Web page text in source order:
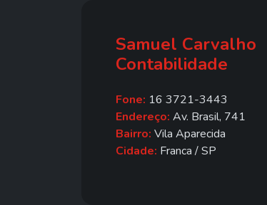
Samuel Carvalho
Contabilidade
Fone: 16 3721-3443
Endereço: Av. Brasil, 741
Bairro: Vila Aparecida
Cidade: Franca / SP